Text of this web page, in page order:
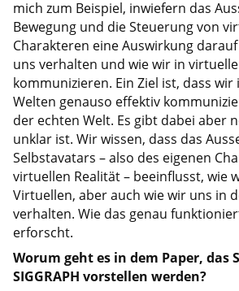
mich zum Beispiel, inwiefern das
Bewegung und die Steuerung von
Charakteren eine Auswirkung
uns verhalten und wie wir in
kommunizieren. Ein Ziel ist, dass
Welten genauso effektiv
der echten Welt. Es gibt dabei aber
unklar ist. Wir wissen, dass das
Selbstavatars – also des eigenen
virtuellen Realität – beeinflusst, wie
Virtuellen, aber auch wie wir uns in
verhalten. Wie das genau
erforscht.
Worum geht es in dem Paper, das
SIGGRAPH vorstellen werden?